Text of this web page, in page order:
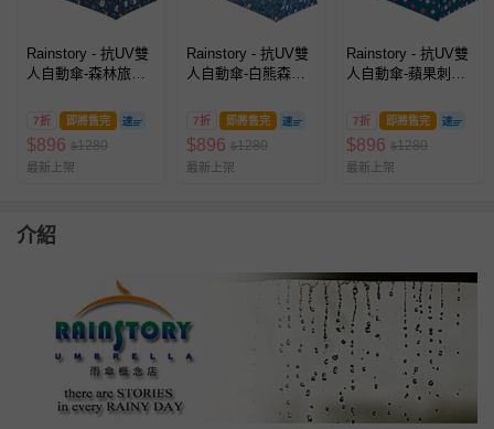
Rainstory - 抗UV雙
人自動傘-森林旅
7折 即將售完
$896 $1280
最新上架
Rainstory - 抗UV雙
人自動傘-白熊森
7折 即將售完
$896 $1280
最新上架
Rainstory - 抗UV雙
人自動傘-蘋果刺蝟
7折 即將售完
$896 $1280
最新上架
介紹